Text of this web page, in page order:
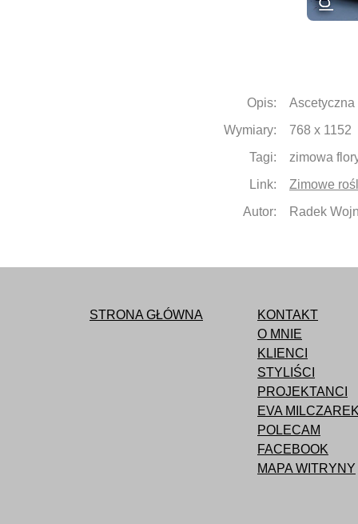
Opis:
Ascetyczna
Wymiary:
768 x 1152
Tagi:
zimowa
Link:
Zimowe
Autor:
Radek
STRONA GŁÓWNA
KONTAKT
O MNIE
KLIENCI
STYLIŚCI
PROJEKTANCI
EVA
POLECAM
FACEBOOK
MAPA WITRYNY